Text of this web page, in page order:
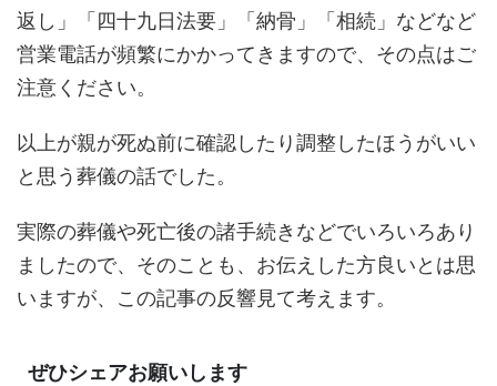
返し」「四十九日法要」「納骨」「相続」などなど
営業電話が頻繁にかかってきますので、その点はご
注意ください。
以上が親が死ぬ前に確認したり調整したほうがいい
と思う葬儀の話でした。
実際の葬儀や死亡後の諸手続きなどでいろいろあり
ましたので、そのことも、お伝えした方良いとは思
いますが、この記事の反響見て考えます。
ぜひシェアお願いします